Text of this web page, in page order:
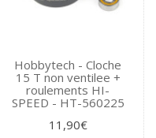
Hobbytech - Cloche
15 T non ventilee +
roulements HI-
SPEED - HT-560225
11,90€